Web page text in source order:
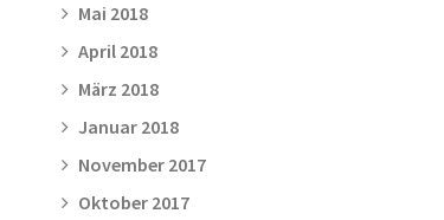
Mai 2018
April 2018
März 2018
Januar 2018
November 2017
Oktober 2017